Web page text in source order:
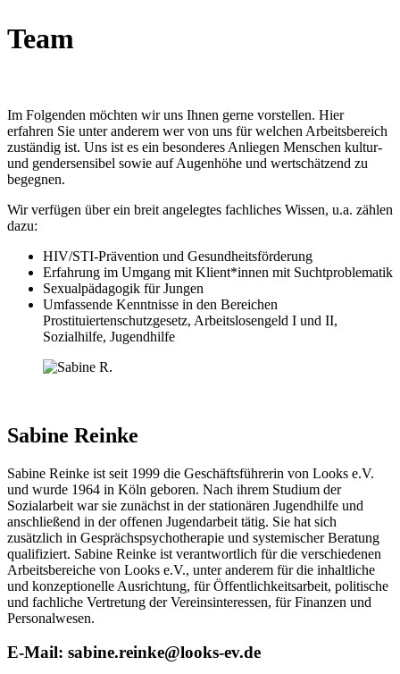
Team
Im Folgenden möchten wir uns Ihnen gerne vorstellen. Hier
erfahren Sie unter anderem wer von uns für welchen Arbeitsbereich
zuständig ist. Uns ist es ein besonderes Anliegen Menschen kultur-
und gendersensibel sowie auf Augenhöhe und wertschätzend zu
begegnen.
Wir verfügen über ein breit angelegtes fachliches Wissen, u.a. zählen
dazu:
HIV/STI-Prävention und Gesundheitsförderung
Erfahrung im Umgang mit Klient*innen mit Suchtproblematik
Sexualpädagogik für Jungen
Umfassende Kenntnisse in den Bereichen
Prostituiertenschutzgesetz, Arbeitslosengeld I und II,
Sozialhilfe, Jugendhilfe
Sabine Reinke
Sabine Reinke ist seit 1999 die Geschäftsführerin von Looks e.V.
und wurde 1964 in Köln geboren. Nach ihrem Studium der
Sozialarbeit war sie zunächst in der stationären Jugendhilfe und
anschließend in der offenen Jugendarbeit tätig. Sie hat sich
zusätzlich in Gesprächspsychotherapie und systemischer Beratung
qualifiziert. Sabine Reinke ist verantwortlich für die verschiedenen
Arbeitsbereiche von Looks e.V., unter anderem für die inhaltliche
und konzeptionelle Ausrichtung, für Öffentlichkeitsarbeit, politische
und fachliche Vertretung der Vereinsinteressen, für Finanzen und
Personalwesen.
E-Mail: sabine.reinke@looks-ev.de